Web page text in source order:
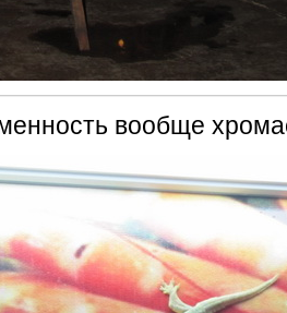
вообще